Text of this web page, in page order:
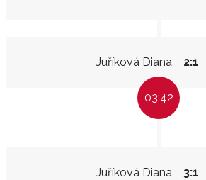
Juříková Diana 2:1
03:42
Juříková Diana 3:1